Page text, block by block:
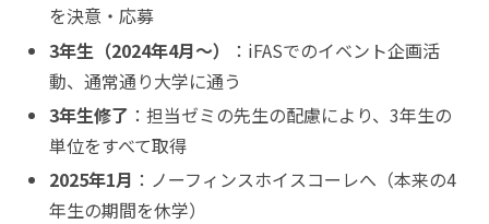
を決意・応募
3年生（2024年4月〜）
：iFASでのイベント企画活
動、通常通り大学に通う
3年生修了 ：担当ゼミの先生の配慮により、3年生の
単位をすべて取得
2025年1月 ：ノーフィンスホイスコーレへ（本来の4
年生の期間を休学）